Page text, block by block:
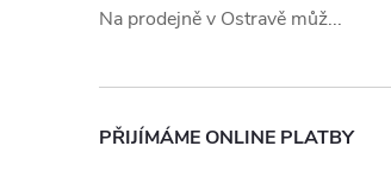
Na prodejně v Ostravě můž...
PŘIJÍMÁME ONLINE PLATBY